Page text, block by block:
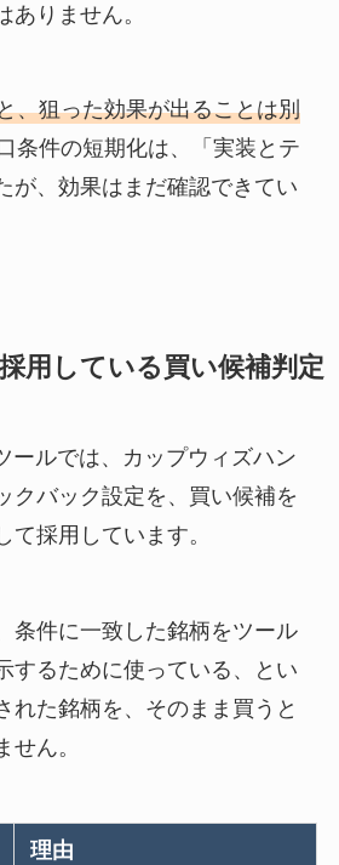
ありません。
、狙った効果が出ることは別
条件の短期化は、「実装とテ
が、効果はまだ確認できてい
用している買い候補判定
ールでは、カップウィズハン
クバック設定を、買い候補を
て採用しています。
条件に一致した銘柄をツール
するために使っている、とい
れた銘柄を、そのまま買うと
せん。
理由